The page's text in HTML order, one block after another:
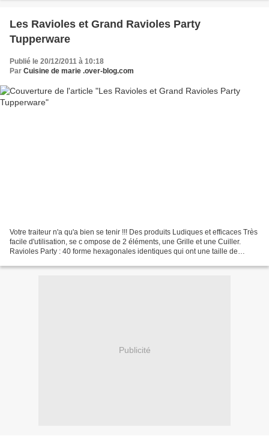
Les Ravioles et Grand Ravioles Party
Tupperware
Publié le 20/12/2011 à 10:18
Par Cuisine de marie .over-blog.com
Votre traiteur n'a qu'a bien se tenir !!! Des produits Ludiques et efficaces Très
facile d'utilisation, se c ompose de 2 éléments, une Grille et une Cuiller.
Ravioles Party : 40 forme hexagonales identiques qui ont une taille de
Publicité